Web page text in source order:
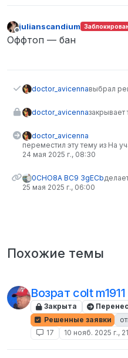
Не в сети
julianscandium
Оффтоп — бан
doctor_avicennaвыбрал
doctor_avicennaзакрывает
doctor_avicenna
переместил эту тему из На
24 мая 2025 г., 08:30
0CHO8A BC9 3gECb
25 мая 2025 г., 06:00
Похожие темы
Возрат colt m1911
Закрыта
Решенные заявки
17
10 нояб. 2025 г.,